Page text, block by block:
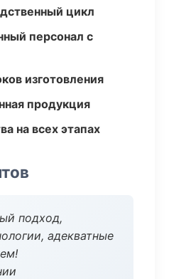
цикл
персонал с
изготовления
продукция
на всех этапах
подход,
адекватные